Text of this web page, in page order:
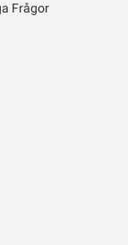
Frågor